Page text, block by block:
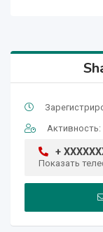
Активность:
+
Показать